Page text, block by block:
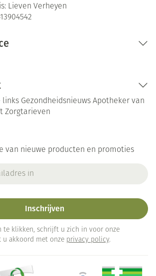
Lieven Verheyen
links Gezondheidsnieuws Apotheker van
Zorgtarieven
van nieuwe producten en promoties
Inschrijven
te klikken, schrijft u zich in voor onze
u akkoord met onze privacy policy.